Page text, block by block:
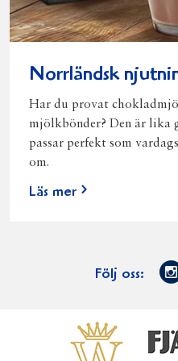
Norrländsk
Har du provat
mjölkbönder? Den är lika
passar perfekt som
om.
Läs mer
Följ oss: